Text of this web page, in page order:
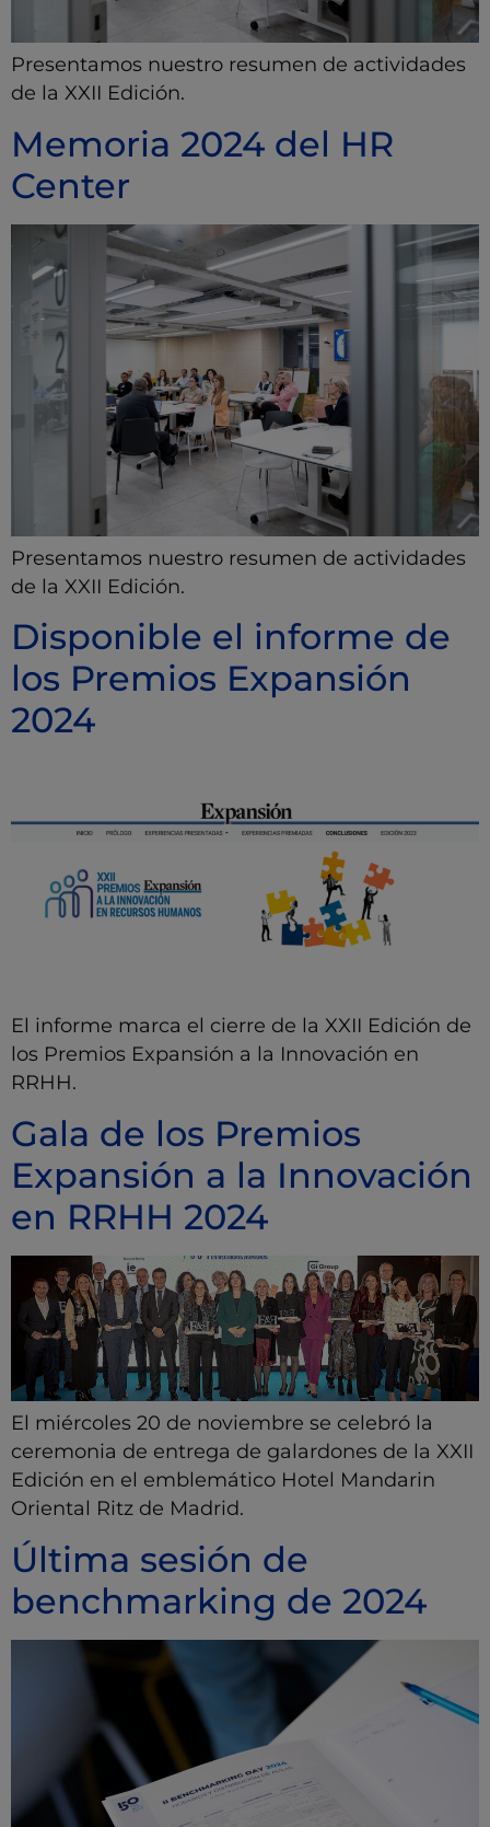
Presentamos nuestro resumen de actividades
de la XXII Edición.
Memoria 2024 del HR
Center
Presentamos nuestro resumen de actividades
de la XXII Edición.
Disponible el informe de
los Premios Expansión
2024
El informe marca el cierre de la XXII Edición de
los Premios Expansión a la Innovación en
RRHH.
Gala de los Premios
Expansión a la Innovación
en RRHH 2024
El miércoles 20 de noviembre se celebró la
ceremonia de entrega de galardones de la XXII
Edición en el emblemático Hotel Mandarin
Oriental Ritz de Madrid.
Última sesión de
benchmarking de 2024